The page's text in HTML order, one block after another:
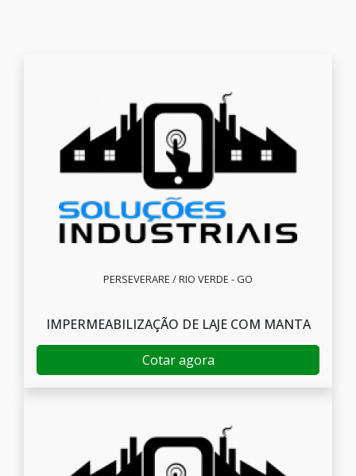
PERSEVERARE / RIO VERDE - GO
IMPERMEABILIZAÇÃO DE LAJE COM MANTA
Cotar agora